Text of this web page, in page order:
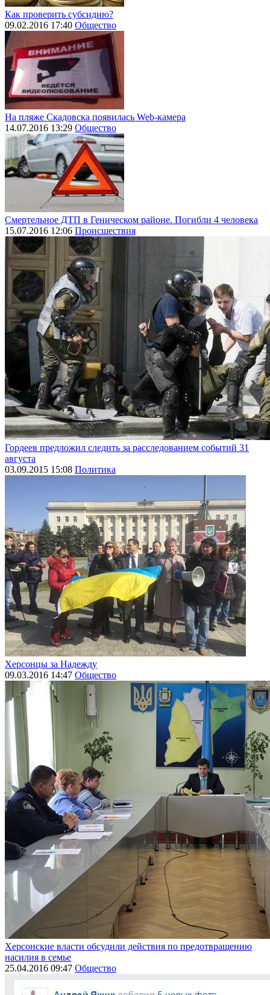
Как проверить субсидию?
09.02.2016 17:40 Общество
На пляже Скадовска появилась Web-камера
14.07.2016 13:29 Общество
Смертельное ДТП в Геническом районе. Погибли 4 человека
15.07.2016 12:06 Происшествия
Гордеев предложил следить за расследованием событий 31
августа
03.09.2015 15:08 Политика
Херсонцы за Надежду
09.03.2016 14:47 Общество
Херсонские власти обсудили действия по предотвращению
насилия в семье
25.04.2016 09:47 Общество